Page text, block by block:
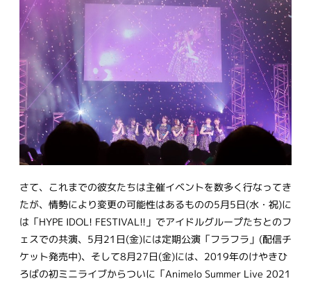
さて、これまでの彼女たちは主催イベントを数多く行なってき
たが、情勢により変更の可能性はあるものの5月5日(水・祝)に
は「HYPE IDOL! FESTIVAL!!」でアイドルグループたちとのフ
ェスでの共演、5月21日(金)には定期公演「フラフラ」(配信チ
ケット発売中)、そして8月27日(金)には、2019年のけやきひ
ろばの初ミニライブからついに「Animelo Summer Live 2021